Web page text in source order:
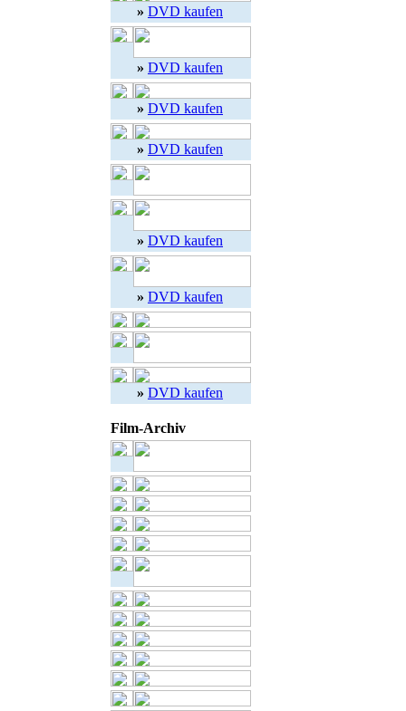
» DVD kaufen
» DVD kaufen
» DVD kaufen
» DVD kaufen
» DVD kaufen
» DVD kaufen
» DVD kaufen
Film-Archiv